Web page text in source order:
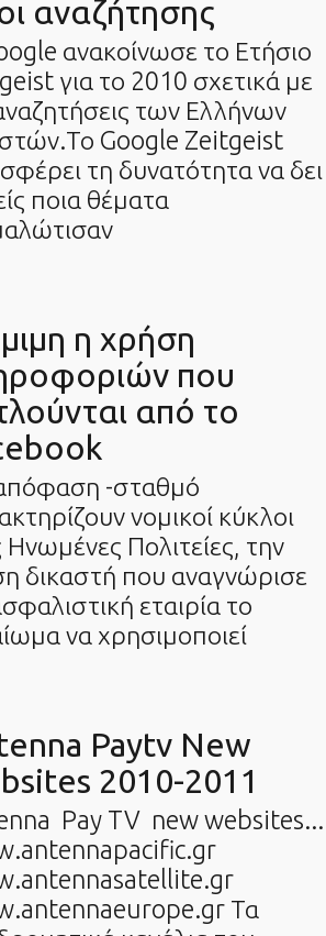
αναζήτησης
ανακοίνωσε το Ετήσιο
για το 2010 σχετικά με
των Ελλήνων
Google Zeitgeist
τη δυνατότητα να δει
ποια θέματα
η χρήση
που
από το
-σταθμό
νομικοί κύκλοι
Ηνωμένες Πολιτείες, την
δικαστή που αναγνώρισε
εταιρία το
να χρησιμοποιεί
Paytv New
2010-2011
Pay TV new websites...
Τα